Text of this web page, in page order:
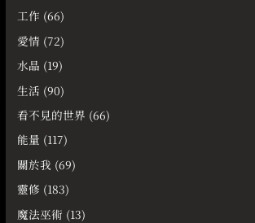
工作 (66)
愛情 (72)
水晶 (19)
生活 (90)
看不見的世界 (66)
能量 (117)
關於我 (69)
靈修 (183)
魔法巫術 (13)